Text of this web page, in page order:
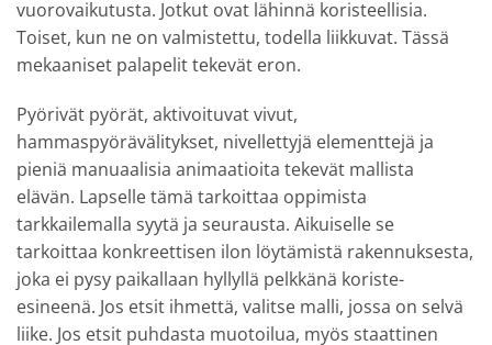
vuorovaikutusta. Jotkut ovat lähinnä koristeellisia.
Toiset, kun ne on valmistettu, todella liikkuvat. Tässä
mekaaniset palapelit tekevät eron.
Pyörivät pyörät, aktivoituvat vivut,
hammaspyörävälitykset, nivellettyjä elementtejä ja
pieniä manuaalisia animaatioita tekevät mallista
elävän. Lapselle tämä tarkoittaa oppimista
tarkkailemalla syytä ja seurausta. Aikuiselle se
tarkoittaa konkreettisen ilon löytämistä rakennuksesta,
joka ei pysy paikallaan hyllyllä pelkkänä koriste-
esineenä. Jos etsit ihmettä, valitse malli, jossa on selvä
liike. Jos etsit puhdasta muotoilua, myös staattinen